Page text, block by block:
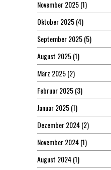
November 2025(1)
Oktober 2025(4)
September 2025(5)
August 2025(1)
März 2025(2)
Februar 2025(3)
Januar 2025(1)
Dezember 2024(2)
November 2024(1)
August 2024(1)